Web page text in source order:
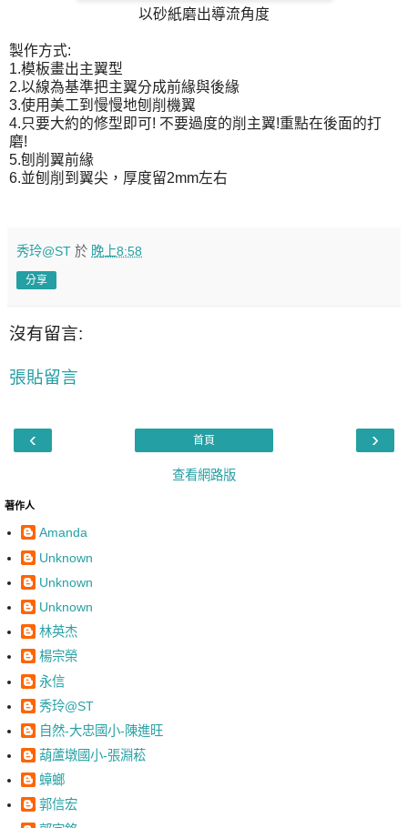
以砂紙磨出導流角度
製作方式:
1.模板畫出主翼型
2.以線為基準把主翼分成前緣與後緣
3.使用美工到慢慢地刨削機翼
4.只要大約的修型即可! 不要過度的削主翼!重點在後面的打
磨!
5.刨削翼前緣
6.並刨削到翼尖，厚度留2mm左右
秀玲@ST 於 晚上8:58
分享
沒有留言:
張貼留言
‹ ›
首頁
查看網路版
著作人
Amanda
Unknown
Unknown
Unknown
林英杰
楊宗榮
永信
秀玲@ST
自然-大忠國小-陳進旺
葫蘆墩國小-張淵菘
蟑螂
郭信宏